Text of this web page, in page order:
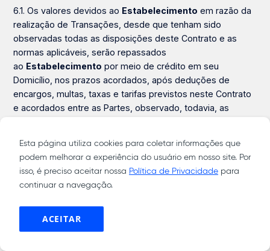
6.1. Os valores devidos ao Estabelecimento em razão da
realização de Transações, desde que tenham sido
observadas todas as disposições deste Contrato e as
normas aplicáveis, serão repassados
ao Estabelecimento por meio de crédito em seu
Domicílio, nos prazos acordados, após deduções de
encargos, multas, taxas e tarifas previstos neste Contrato
e acordados entre as Partes, observado, todavia, as
6.1.1. O prazo para repasse, conforme acordado entre as
Partes, será contado a partir da data de realização de cada
Transação. Caso a data prevista para crédito não seja dia
útil no local da sede do
pagamento, o crédito será efetuado no primeiro dia útil
subsequente.